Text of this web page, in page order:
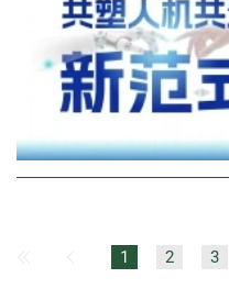
上一页
1 2 3